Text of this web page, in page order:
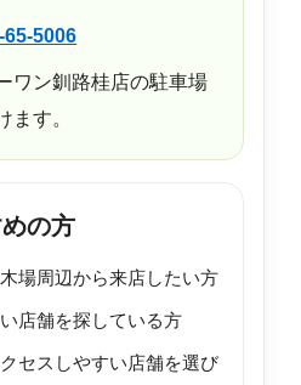
65-5006
ワン釧路桂店の駐車場
ます。
の方
場周辺から来店したい方
店舗を探している方
セスしやすい店舗を選び